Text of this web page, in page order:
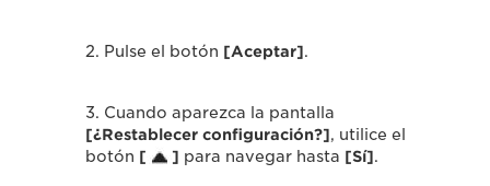
2. Pulse el botón [Aceptar].
3. Cuando aparezca la pantalla
[¿Restablecer configuración?], utilice el
botón [ ] para navegar hasta [Sí].